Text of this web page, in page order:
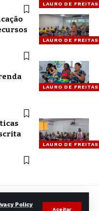
Policy
Aceitar
LAURO DE FREITAS
LAURO DE FREITAS
LAURO DE FREITAS
LAURO DE FREITAS